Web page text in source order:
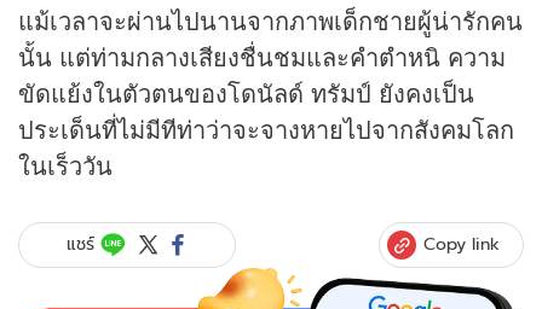
แม้เวลาจะผ่านไปนานจากภาพเด็กชายผู้น่ารักคน
นั้น แต่ท่ามกลางเสียงชื่นชมและคำตำหนิ ความ
ขัดแย้งในตัวตนของโดนัลด์ ทรัมป์ ยังคงเป็น
ประเด็นที่ไม่มีทีท่าว่าจะจางหายไปจากสังคมโลก
ในเร็ววัน
แชร์ Copy link